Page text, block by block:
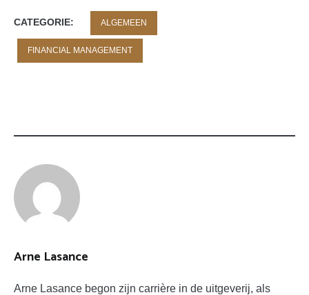
CATEGORIE: ALGEMEEN
FINANCIAL MANAGEMENT
ZZP
Arne Lasance
Arne Lasance begon zijn carrière in de uitgeverij, als